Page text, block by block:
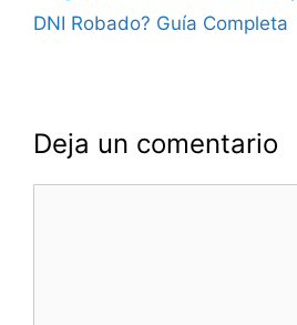
DNI Robado? Guía Completa
Deja un comentario